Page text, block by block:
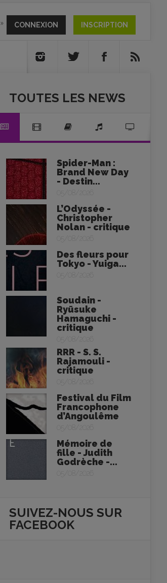
» CONNEXION INSCRIPTION
TOUTES LES NEWS
Spider-Man :
Brand New Day
- Destin...
05/08/2026
L’Odyssée -
Christopher
Nolan - critique
05/08/2026
Des fleurs pour
Tokyo - Yuiga...
05/08/2026
Soudain -
Ryūsuke
Hamaguchi -
critique
05/08/2026
RRR - S. S.
Rajamouli -
critique
05/08/2026
Festival du Film
Francophone
d’Angoulême
05/08/2026
Mémoire de
fille - Judith
Godrèche -...
05/08/2026
SUIVEZ-NOUS SUR
FACEBOOK